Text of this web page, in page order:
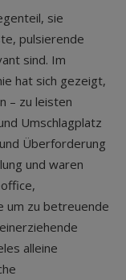
sie
pulsierende
sind. Im
hat sich gezeigt,
– zu leisten
Umschlagplatz
Überforderung
und waren
um zu betreuende
alleine